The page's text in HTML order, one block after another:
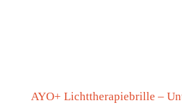
AYO+ Lichttherapiebrille –